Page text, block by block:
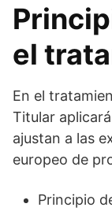
el
En el
Titular
ajustan a las
europeo de
Principio